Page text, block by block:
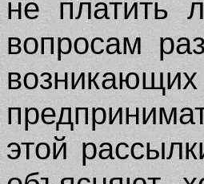
не платить
вопросам
этой